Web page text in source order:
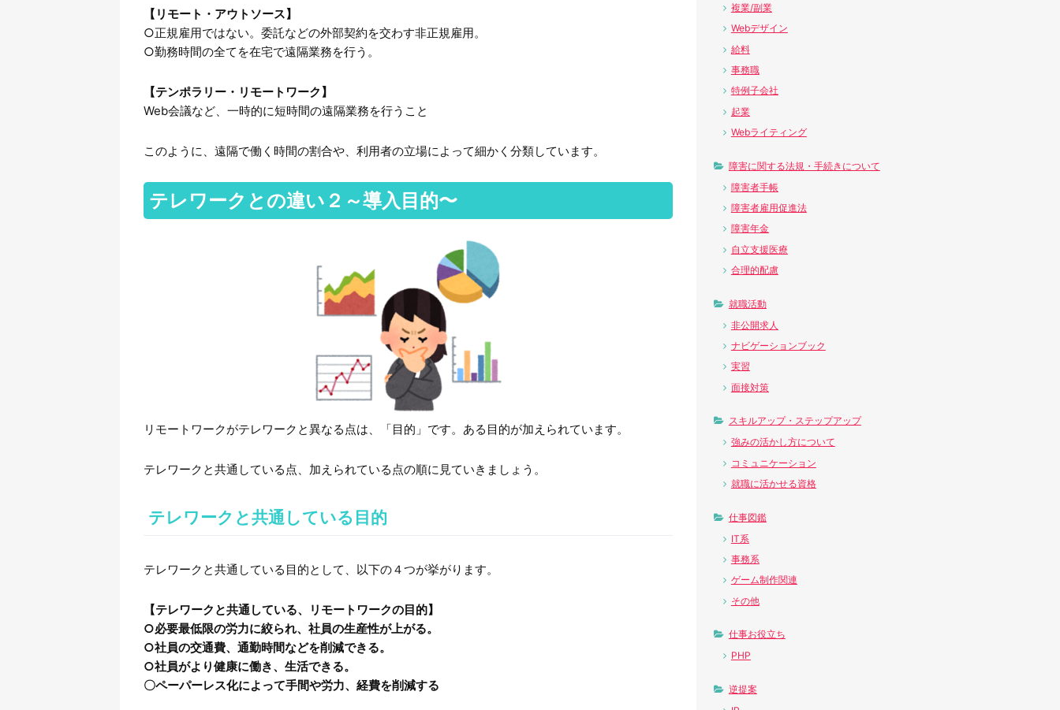
【リモート・アウトソース】
○正規雇用ではない。委託などの外部契約を交わす非正規雇用。
○勤務時間の全てを在宅で遠隔業務を行う。
【テンポラリー・リモートワーク】
Web会議など、一時的に短時間の遠隔業務を行うこと
このように、遠隔で働く時間の割合や、利用者の立場によって細かく分類しています。
テレワークとの違い２～導入目的〜
リモートワークがテレワークと異なる点は、「目的」です。ある目的が加えられています。
テレワークと共通している点、加えられている点の順に見ていきましょう。
テレワークと共通している目的
テレワークと共通している目的として、以下の４つが挙がります。
【テレワークと共通している、リモートワークの目的】
○必要最低限の労力に絞られ、社員の生産性が上がる。
○社員の交通費、通勤時間などを削減できる。
○社員がより健康に働き、生活できる。
〇ペーパーレス化によって手間や労力、経費を削減する
複業/副業
Webデザイン
給料
事務職
特例子会社
起業
Webライティング
障害に関する法規・手続きについて
障害者手帳
障害者雇用促進法
障害年金
自立支援医療
合理的配慮
就職活動
非公開求人
ナビゲーションブック
実習
面接対策
スキルアップ・ステップアップ
強みの活かし方について
コミュニケーション
就職に活かせる資格
仕事図鑑
IT系
事務系
ゲーム制作関連
その他
仕事お役立ち
PHP
逆提案